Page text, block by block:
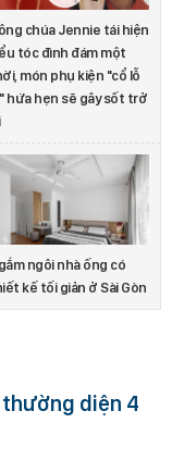
chúa Jennie tái hiện
tóc đình đám một
món phụ kiện "cổ lỗ
hứa hẹn sẽ gây sốt trở
ngôi nhà ống có
kế tối giản ở Sài Gòn
thường diện 4